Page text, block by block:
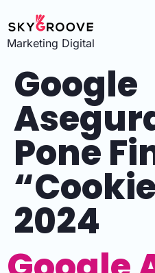
Marketing Digital
Google
Pone
2024